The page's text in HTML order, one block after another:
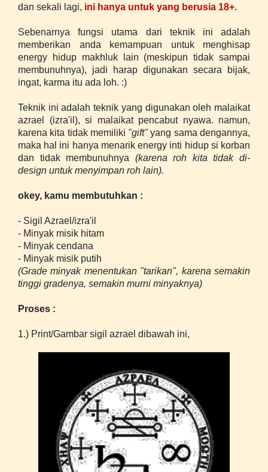
dan sekali lagi, ini hanya untuk yang berusia 18+.
Sebenarnya fungsi utama dari teknik ini adalah
memberikan anda kemampuan untuk menghisap
energy hidup makhluk lain (meskipun tidak sampai
membunuhnya), jadi harap digunakan secara bijak,
ingat, karma itu ada loh. :)
Teknik ini adalah teknik yang digunakan oleh malaikat
azrael (izra'il), si malaikat pencabut nyawa. namun,
karena kita tidak memiliki "gift"yang sama dengannya,
maka hal ini hanya menarik energy inti hidup si korban
dan tidak membunuhnya (karena roh kita tidak di-
design untuk menyimpan roh lain).
okey, kamu membutuhkan :
- Sigil Azrael/izra'il
- Minyak misik hitam
- Minyak cendana
- Minyak misik putih
(Grade minyak menentukan "tarikan", karena semakin
tinggi gradenya, semakin murni minyaknya)
Proses :
1.) Print/Gambar sigil azrael dibawah ini,